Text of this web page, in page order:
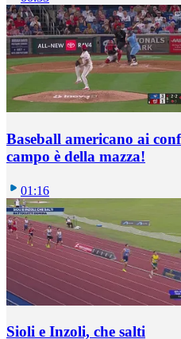
Baseball americano ai
campo è della mazza!
01:16
Sioli e Inzoli, che salti